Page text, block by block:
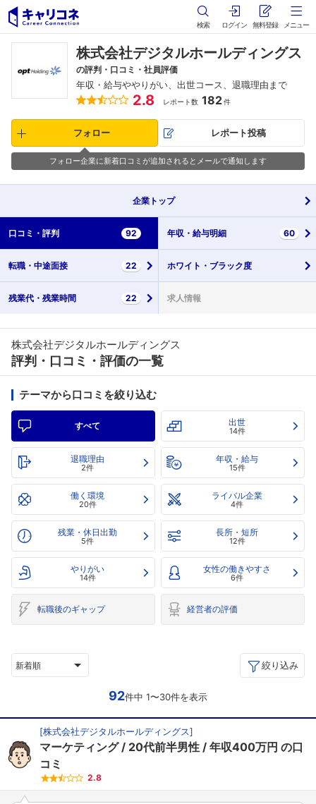
検索 ログイン 無料登録 メニュー
株式会社デジタルホールディングス
の評判・口コミ・社員評価
年収・給与ややりがい、出世コース、退職理由まで
2.8 レポート数 182件
フォロー レポート投稿
フォロー企業に新着口コミが追加されるとメールで通知します
企業 トップ
口コミ・ 評判 92 年収・ 給与明細 60
転職・ 中途面接 22 ホワイト・ ブラック度
残業代・ 残業時間 22 求人情報
株式会社デジタルホールディングス
評判・口コミ・評価の一覧
テーマから口コミを絞り込む
すべて 出世
14件
退職理由
2件
年収・給与
15件
働く環境
20件
ライバル企業
4件
残業・休日出勤
5件
長所・短所
12件
やりがい
14件
女性の働きやすさ
6件
転職後のギャップ 経営者の評価
新着順 絞り込み
92件中 1〜30件を表示
[株式会社デジタルホールディングス]
マーケティング 20代前半男性 年収400万円 の口
コミ
2.8